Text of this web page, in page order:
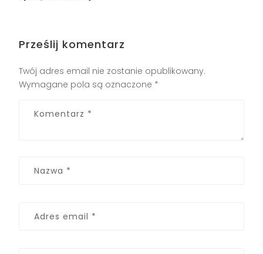
Prześlij komentarz
Twój adres email nie zostanie opublikowany.
Wymagane pola są oznaczone *